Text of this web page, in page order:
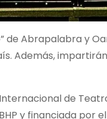
de Abrapalabra y
Además,
Internacional de
y financiada por